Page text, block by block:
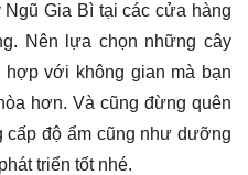
Gia Bì tại các cửa hàng
Nên lựa chọn những cây
với không gian mà bạn
hơn. Và cũng đừng quên
cấp độ ẩm cũng như dưỡng
triển tốt nhé.